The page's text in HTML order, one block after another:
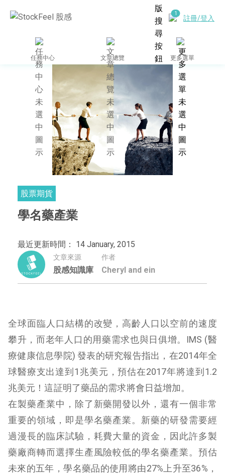
註冊/登入
任務中心 文章總覽 更多選單
股票期貨
學名藥產業
最近更新時間： 14 January, 2015
文章來源
股感知識庫
作者
Cheryl and ein
全球面臨人口結構的改變，高齡人口以空前的速度
攀升，而老年人口的用藥需求也與日俱增。IMS (醫
療健康信息學院) 發表的研究報告指出，在2014年全
球醫療支出達到1兆美元，預估在2017年將達到1.2
兆美元！這証明了藥品的需求將會日益增加。
在製藥產業中，除了新藥開發以外，還有一個非常
重要的領域，即是學名藥產業。新藥的研發需要經
過漫長的臨床試驗，耗費大量的資金，因此許多製
藥廠商轉而選擇生產風險較低的學名藥產業。預估
未來的五年，學名藥品的使用將由27%上升至36%，